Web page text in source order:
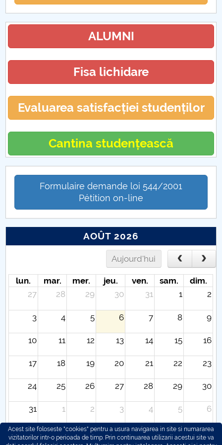
ALUMNI
Fisa lichidare
Evaluarea satisfacției studenților
Cantina studențească
Formulaire demande loi 544/2001
Pétition on-line
AOÛT 2026
Aujourd'hui
lun. mar. mer. jeu. ven. sam.
dim.
27
28 29 30 31 1 2
3 4 5 6 7 8 9
10 11 12 13 14 15 16
17 18 19 20 21 22 23
24 25 26 27 28 29 30
31 1 2 3 4 5 6
Acest site foloseste "cookies" pentru a usura navigarea in site si numararea
vizitatorilor intr-o perioada de timp. Prin continuarea utilizarii acestui site va